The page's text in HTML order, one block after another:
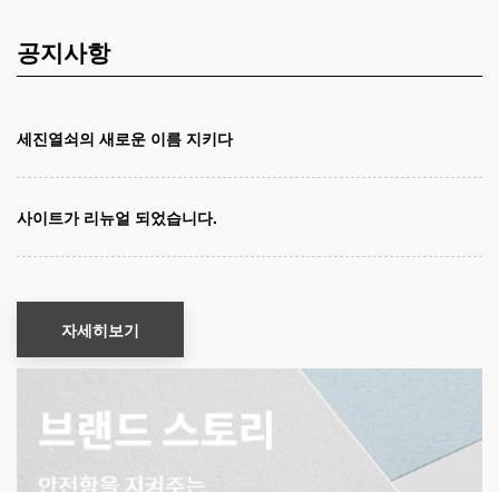
공지사항
세진열쇠의 새로운 이름 지키다
사이트가 리뉴얼 되었습니다.
자세히보기